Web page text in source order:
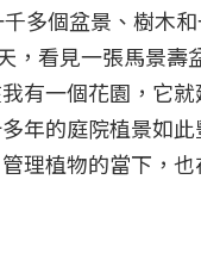
多個盆景、樹木
，看見一張馬景
有一個花園，它
年的庭院植景如
理植物的當下，也